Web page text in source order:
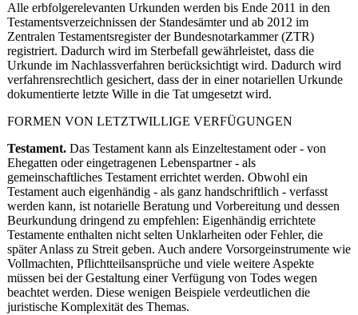
Alle erbfolgerelevanten Urkunden werden bis Ende 2011 in den
Testamentsverzeichnissen der Standesämter und ab 2012 im
Zentralen Testamentsregister der Bundesnotarkammer (ZTR)
registriert. Dadurch wird im Sterbefall gewährleistet, dass die
Urkunde im Nachlassverfahren berücksichtigt wird. Dadurch wird
verfahrensrechtlich gesichert, dass der in einer notariellen Urkunde
dokumentierte letzte Wille in die Tat umgesetzt wird.
FORMEN VON LETZTWILLIGE VERFÜGUNGEN
Testament.Das Testament kann als Einzeltestament oder - von
Ehegatten oder eingetragenen Lebenspartner - als
gemeinschaftliches Testament errichtet werden. Obwohl ein
Testament auch eigenhändig - als ganz handschriftlich - verfasst
werden kann, ist notarielle Beratung und Vorbereitung und dessen
Beurkundung dringend zu empfehlen: Eigenhändig errichtete
Testamente enthalten nicht selten Unklarheiten oder Fehler, die
später Anlass zu Streit geben. Auch andere Vorsorgeinstrumente wie
Vollmachten, Pflichtteilsansprüche und viele weitere Aspekte
müssen bei der Gestaltung einer Verfügung von Todes wegen
beachtet werden. Diese wenigen Beispiele verdeutlichen die
juristische Komplexität des Themas.